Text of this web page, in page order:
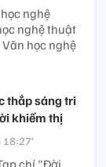
nghệ
nghệ thuật
học nghệ
thắp sáng tri
khiếm thị